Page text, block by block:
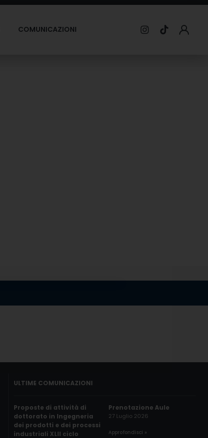
COMUNICAZIONI
ULTIME COMUNICAZIONI
Proposte di attività di
dottorato in Ingegneria
dei prodotti e dei processi
industriali XLII ciclo
Prenotazione Aule
27 Luglio 2026
Approfondisci »